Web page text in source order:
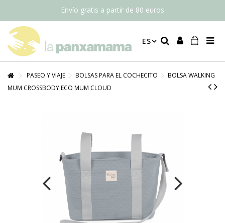
Envío gratis a partir de 80 euros
ES
PASEO Y VIAJE BOLSAS PARA EL COCHECITO
BOLSA WALKING
MUM CROSSBODY ECO MUM CLOUD